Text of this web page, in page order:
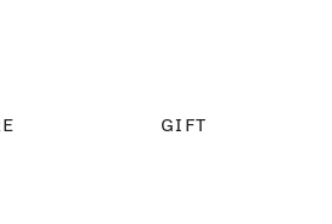
GIFT